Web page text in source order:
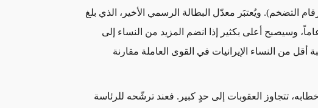
التضخم). ويُعتبَر معدّل البطالة الرسمي الأخير، الذي بلغ
وسيصبح أعلى بكثير إذا انضم المزيد من النساء إلى
أقل من النساء الإيرانيات في القوى العاملة مقارنة
تتجاوز العقوبات إلى حدٍ كبير. فعند ترشّحه للرئاسة